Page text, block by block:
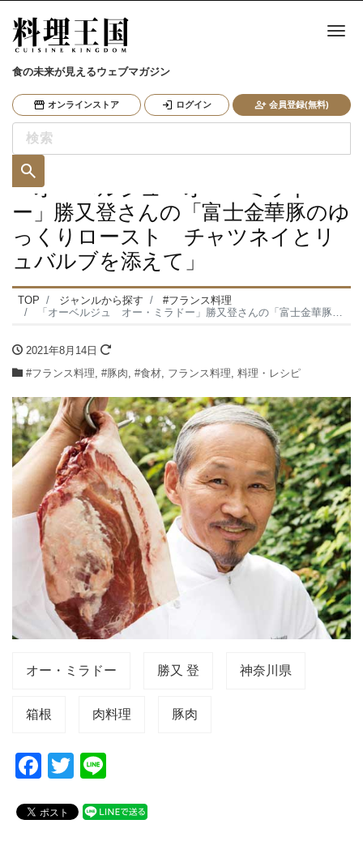
食の未来が見えるウェブマガジン
オンラインストア ログイン 会員登録(無料)
ナ
「オーベルジュ オー・ミラド
ー」勝又登さんの「富士金華豚のゆ
っくりロースト チャツネイとリ
ュバルブを添えて」
TOP ジャンルから探す
#フランス料理
「オーベルジュ オー・ミラドー」勝又登さんの「富士金華豚のゆっくりロースト チャツネイとリュバルブを添えて」
2021年8月14日
#フランス料理, #豚肉, #食材, フランス料理, 料理・レシピ
オー・ミラドー 勝又 登 神奈川県
箱根 肉料理 豚肉
F
c
T
tt
e